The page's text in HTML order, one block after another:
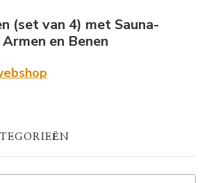
(set van 4) met Sauna-
en Benen